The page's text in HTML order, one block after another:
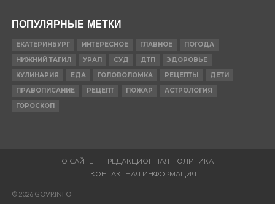
ПОПУЛЯРНЫЕ МЕТКИ
ЕКАТЕРИНБУРГ ИНТЕРЕСНОЕ ГЛАВНОЕ
ПОГОДА
НИЖНИЙ ТАГИЛ
УРАЛ СУД ДТП
ЗДОРОВЬЕ
КУЛИНАРИЯ
ЕДА ГОЛОВОЛОМКА РЕЦЕПТЫ
ДЕТИ
ПРАВОПИСАНИЕ
РЕЦЕПТ ПОЖАР
АСТРОЛОГИЯ
ГОРОСКОП
О САЙТЕ
РЕДАКЦИОННАЯ ПОЛИТИКА
КОНТАКТНАЯ ИНФОРМАЦИЯ
© 2026 GOVP.INFO